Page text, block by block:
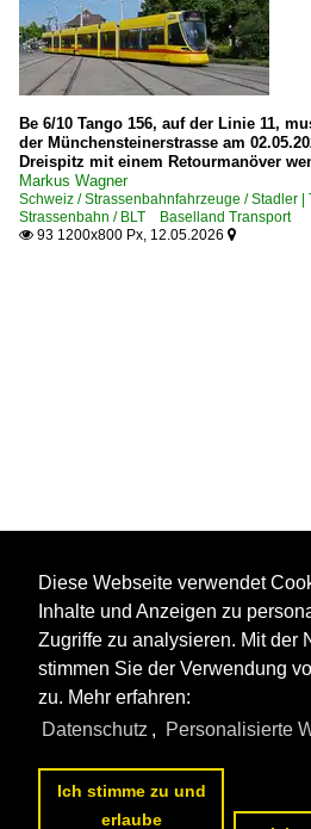
Be 6/10 Tango 156, auf der Linie 11,
der Münchensteinerstrasse am
Dreispitz mit einem Retourmanöver
Markus Wagner
Schweiz / Strassenbahnfahrzeuge / Stadler |
Strassenbahn / BLT Baselland Transport
 93 1200x800 Px, 12.05.2026 
Diese Webseite verwendet
Inhalte und Anzeigen zu
Zugriffe zu analysieren. Mit der
stimmen Sie der Verwendung
zu. Mehr erfahren:
Datenschutz , Personalisierte
Ich stimme zu und
erlaube